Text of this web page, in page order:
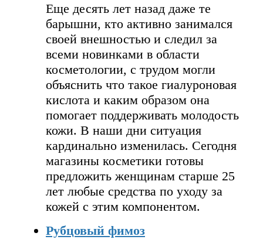
Еще десять лет назад даже те
барышни, кто активно занимался
своей внешностью и следил за
всеми новинками в области
косметологии, с трудом могли
объяснить что такое гиалуроновая
кислота и каким образом она
помогает поддерживать молодость
кожи. В наши дни ситуация
кардинально изменилась. Сегодня
магазины косметики готовы
предложить женщинам старше 25
лет любые средства по уходу за
кожей с этим компонентом.
Рубцовый фимоз